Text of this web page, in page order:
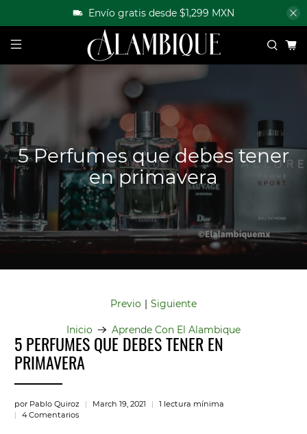
Envío gratis desde $1,299 MXN
5 Perfumes que debes tener
en primavera
Inicio Aprende Con El Alambique
Previo | Siguiente
5 PERFUMES QUE DEBES TENER EN
PRIMAVERA
por Pablo Quiroz March 19, 2021
1 lectura mínima
4 Comentarios